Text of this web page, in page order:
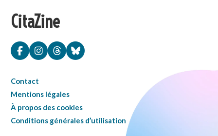
CitaZine
Contact
Mentions légales
À propos des cookies
Conditions générales d’utilisation